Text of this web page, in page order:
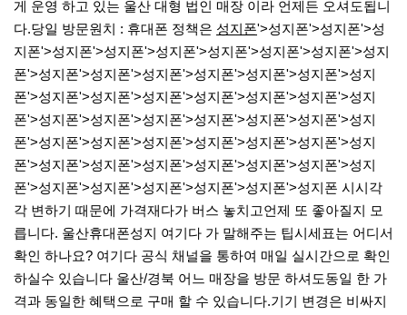
게 운영 하고 있는 울산 대형 법인 매장 이라 언제든 오셔도됩니
다.​당일 방문원치 : 휴대폰 정책은 성지폰'>성지폰'>성지폰'>성
지폰'>성지폰'>성지폰'>성지폰'>성지폰'>성지폰'>성지폰'>성지
폰'>성지폰'>성지폰'>성지폰'>성지폰'>성지폰'>성지폰'>성지
폰'>성지폰'>성지폰'>성지폰'>성지폰'>성지폰'>성지폰'>성지
폰'>성지폰'>성지폰'>성지폰'>성지폰'>성지폰'>성지폰'>성지
폰'>성지폰'>성지폰'>성지폰'>성지폰'>성지폰'>성지폰'>성지
폰'>성지폰'>성지폰'>성지폰'>성지폰'>성지폰'>성지폰'>성지
폰'>성지폰'>성지폰'>성지폰'>성지폰'>성지폰'>성지폰 시시각
각 변하기 때문에 가격재다가 버스 놓치고언제 또 좋아질지 모
릅니다. ​울산휴대폰성지 여기다 가 말해주는 팁시세표는 어디서
확인 하나요? 여기다 공식 채널을 통하여 매일 실시간으로 확인
하실수 있습니다 울산/경북 어느 매장을 방문 하셔도동일 한 가
격과 동일한 혜택으로 구매 할 수 있습니다.​기기 변경은 비싸지